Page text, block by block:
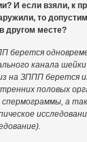
И если взяли, к
то
другом месте?
берется
канала
на ЗППП берется
половых
а